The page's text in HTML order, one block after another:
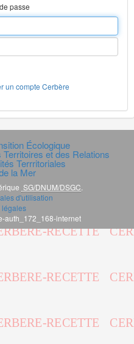
passe
un compte Cerbère
Écologique
et des Relations
Terrritoriales
la Mer
SG/DNUM/DSGC.
d'utilisation
légales
auth_172_168-internet